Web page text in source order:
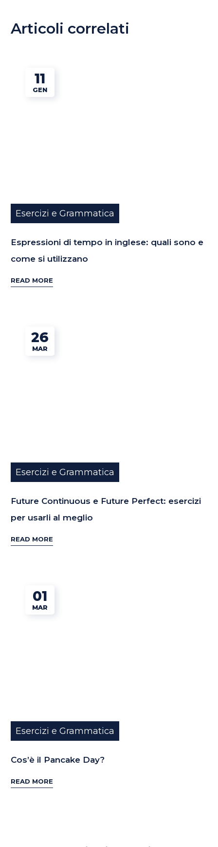
Articoli correlati
11
GEN
Esercizi e Grammatica
Espressioni di tempo in inglese: quali sono e
come si utilizzano
READ MORE
26
MAR
Esercizi e Grammatica
Future Continuous e Future Perfect: esercizi
per usarli al meglio
READ MORE
01
MAR
Esercizi e Grammatica
Cos’è il Pancake Day?
READ MORE